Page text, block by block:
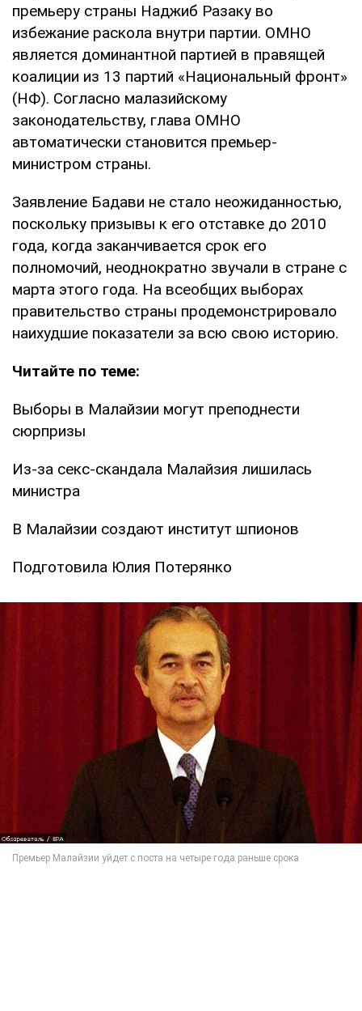
премьеру страны Наджиб Разаку во
избежание раскола внутри партии. ОМНО
является доминантной партией в правящей
коалиции из 13 партий «Национальный фронт»
(НФ). Согласно малазийскому
законодательству, глава ОМНО
автоматически становится премьер-
министром страны.
Заявление Бадави не стало неожиданностью,
поскольку призывы к его отставке до 2010
года, когда заканчивается срок его
полномочий, неоднократно звучали в стране с
марта этого года. На всеобщих выборах
правительство страны продемонстрировало
наихудшие показатели за всю свою историю.
Читайте по теме:
Выборы в Малайзии могут преподнести
сюрпризы
Из-за секс-скандала Малайзия лишилась
министра
В Малайзии создают институт шпионов
Подготовила Юлия Потерянко